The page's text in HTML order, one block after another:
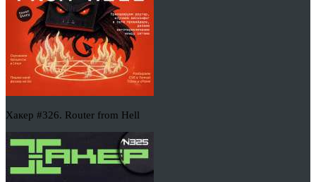
Хакер #326. Router from Hell